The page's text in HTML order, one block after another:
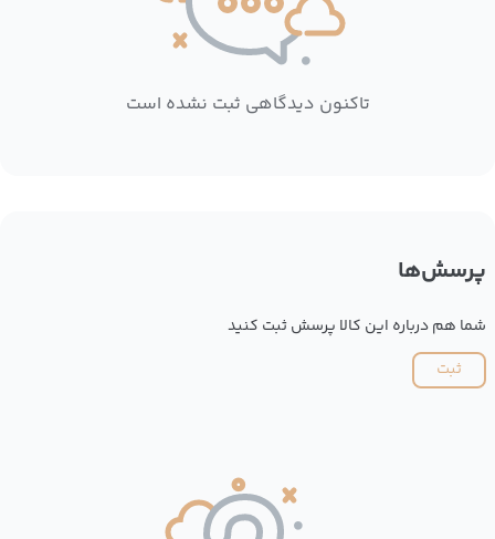
تاکنون دیدگاهی ثبت نشده است
پرسش‌ها
شما هم درباره این کالا پرسش ثبت کنید
ثبت